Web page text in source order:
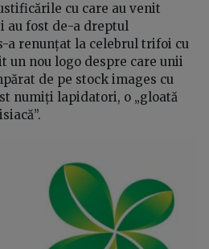
cu care au venit
au fost de-a dreptul
a renunțat la celebrul trifoi cu
un nou logo despre care unii
de pe stock images cu
numiți lapidatori, o „gloată